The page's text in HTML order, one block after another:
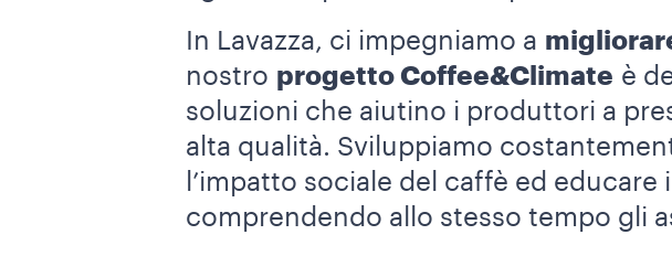
In Lavazza, ci impegniamo a
nostro progetto Coffee&Climate è
soluzioni che aiutino i produttori a
alta qualità. Sviluppiamo
l’impatto sociale del caffè ed
comprendendo allo stesso tempo gli